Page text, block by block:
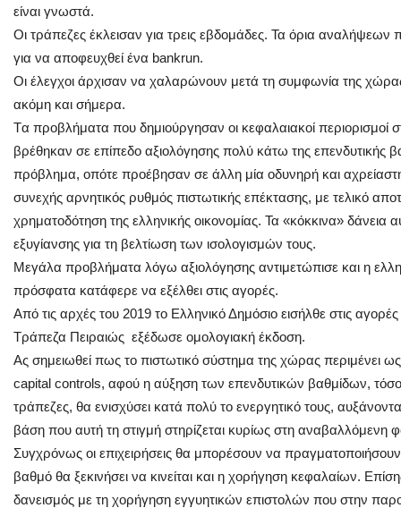
είναι γνωστά.
Οι τράπεζες έκλεισαν για τρεις εβδομάδες. Τα όρια
για να αποφευχθεί ένα bankrun.
Oι έλεγχοι άρχισαν να χαλαρώνουν μετά τη συμφωνία της
ακόμη και σήμερα.
Tα προβλήματα που δημιούργησαν οι κεφαλαιακοί περιορισμοί
βρέθηκαν σε επίπεδο αξιολόγησης πολύ κάτω της επενδυτικής
πρόβλημα, οπότε προέβησαν σε άλλη μία οδυνηρή και
συνεχής αρνητικός ρυθμός πιστωτικής επέκτασης, με τελικό
χρηματοδότηση της ελληνικής οικονομίας. Τα «κόκκινα»
εξυγίανσης για τη βελτίωση των ισολογισμών τους.
Μεγάλα προβλήματα λόγω αξιολόγησης αντιμετώπισε και η
πρόσφατα κατάφερε να εξέλθει στις αγορές.
Από τις αρχές του 2019 το Ελληνικό Δημόσιο εισήλθε στις
Τράπεζα Πειραιώς εξέδωσε ομολογιακή έκδοση.
Ας σημειωθεί πως το πιστωτικό σύστημα της χώρας περιμένει
capital controls, αφού η αύξηση των επενδυτικών βαθμίδων, τόσο
τράπεζες, θα ενισχύσει κατά πολύ το ενεργητικό τους,
βάση που αυτή τη στιγμή στηρίζεται κυρίως στη αναβαλλόμενη
Συγχρόνως οι επιχειρήσεις θα μπορέσουν να
βαθμό θα ξεκινήσει να κινείται και η χορήγηση κεφαλαίων.
δανεισμός με τη χορήγηση εγγυητικών επιστολών που στην